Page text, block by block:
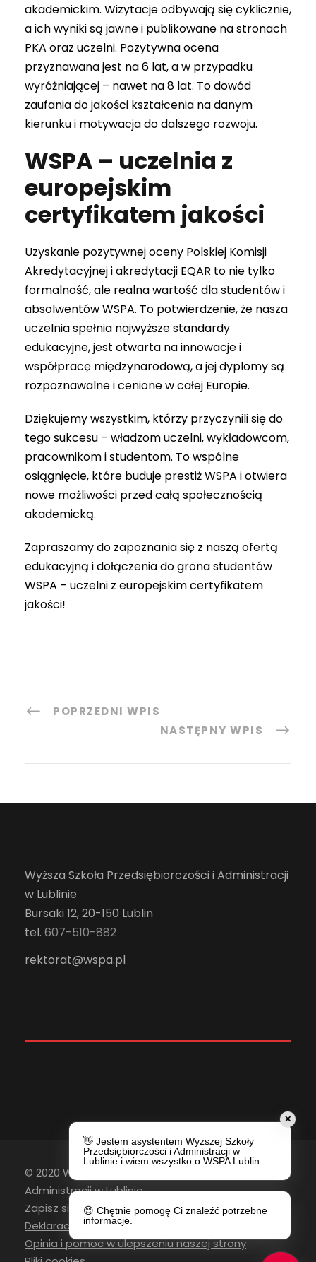
akademickim. Wizytacje odbywają się cyklicznie,
a ich wyniki są jawne i publikowane na stronach
PKA oraz uczelni. Pozytywna ocena
przyznawana jest na 6 lat, a w przypadku
wyróżniającej – nawet na 8 lat. To dowód
zaufania do jakości kształcenia na danym
kierunku i motywacja do dalszego rozwoju.
WSPA – uczelnia z
europejskim
certyfikatem jakości
Uzyskanie pozytywnej oceny Polskiej Komisji
Akredytacyjnej i akredytacji EQAR to nie tylko
formalność, ale realna wartość dla studentów i
absolwentów WSPA. To potwierdzenie, że nasza
uczelnia spełnia najwyższe standardy
edukacyjne, jest otwarta na innowacje i
współpracę międzynarodową, a jej dyplomy są
rozpoznawalne i cenione w całej Europie.
Dziękujemy wszystkim, którzy przyczynili się do
tego sukcesu – władzom uczelni, wykładowcom,
pracownikom i studentom. To wspólne
osiągnięcie, które buduje prestiż WSPA i otwiera
nowe możliwości przed całą społecznością
akademicką.
Zapraszamy do zapoznania się z naszą ofertą
edukacyjną i dołączenia do grona studentów
WSPA – uczelni z europejskim certyfikatem
jakości!
POPRZEDNI WPIS
NASTĘPNY WPIS
Wyższa Szkoła Przedsiębiorczości i Administracji
w Lublinie
Bursaki 12, 20-150 Lublin
tel. 607-510-882
rektorat@wspa.pl
© 2020 Wyższa Szkoła Przedsiębiorczości i
Administracji w Lublinie
Zapisz się do newslettera
Deklaracja Dostępności
Opinia i pomoc w ulepszeniu naszej strony
✕
👋 Jestem asystentem Wyższej Szkoły
Przedsiębiorczości i Administracji w
Lublinie i wiem wszystko o WSPA Lublin.
😊 Chętnie pomogę Ci znaleźć potrzebne
informacje.